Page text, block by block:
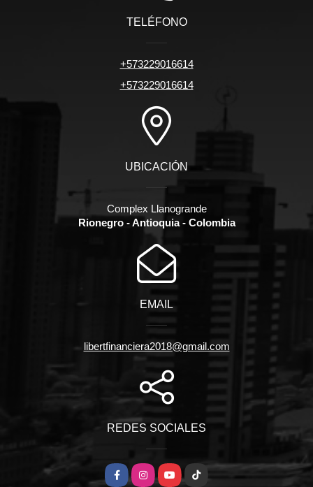
TELÉFONO
+573229016614
+573229016614
UBICACIÓN
Complex Llanogrande
Rionegro - Antioquia - Colombia
EMAIL
libertfinanciera2018@gmail.com
REDES SOCIALES
FacebookInstagramYouTube
TikTok